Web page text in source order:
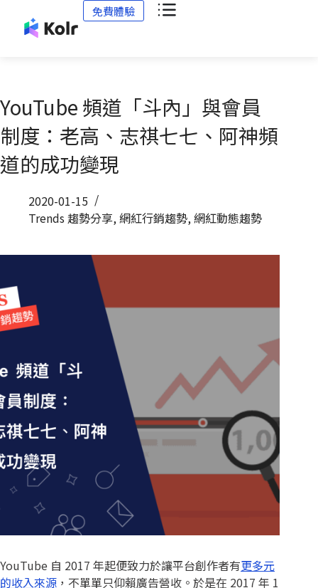
免費體驗
YouTube 頻道「斗內」與會員
制度：老高、志祺七七、阿神頻
道的成功變現
2020-01-15
Trends 趨勢分享,網紅行銷趨勢,網紅動態趨勢
YouTube 自 2017 年起便致力於讓平台創作者有更多元
的收入來源 ，不單單只仰賴廣告營收。於是在 2017 年 1